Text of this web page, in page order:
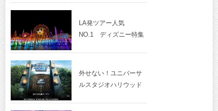
LA発ツアー人気
NO.1 ディズニー特集
外せない！ユニバーサ
ルスタジオハリウッド